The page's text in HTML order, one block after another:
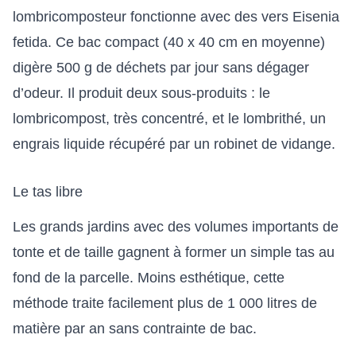
lombricomposteur fonctionne avec des vers Eisenia
fetida. Ce bac compact (40 x 40 cm en moyenne)
digère 500 g de déchets par jour sans dégager
d’odeur. Il produit deux sous-produits : le
lombricompost, très concentré, et le lombrithé, un
engrais liquide récupéré par un robinet de vidange.
Le tas libre
Les grands jardins avec des volumes importants de
tonte et de taille gagnent à former un simple tas au
fond de la parcelle. Moins esthétique, cette
méthode traite facilement plus de 1 000 litres de
matière par an sans contrainte de bac.